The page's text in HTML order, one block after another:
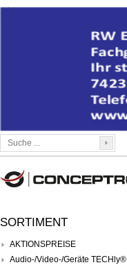
SORTIMENT
AKTIONSPREISE
Audio-/Video-/Geräte TECHly®